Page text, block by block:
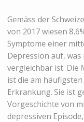
Gemäss der
von 2017 wiesen
Symptome einer
Depression auf, was
vergleichbar ist. Die
ist die am
Erkrankung. Sie ist
Vorgeschichte von
depressiven